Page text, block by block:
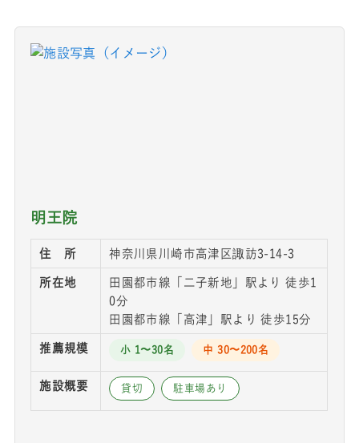
明王院
住 所 神奈川県川崎市高津区諏訪3-14-3
所在地
田園都市線「二子新地」駅より 徒歩1
0分
田園都市線「高津」駅より 徒歩15分
推薦規模 小 1〜30名 中 30〜200名
施設概要 貸切 駐車場あり